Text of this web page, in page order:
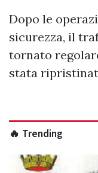
Dopo le
sicurezza, il
tornato
stata
🔥 Trending